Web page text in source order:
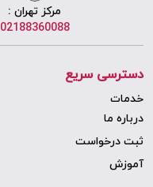
مرکز تهران :
02188360088
دسترسی سریع
خدمات
درباره ما
ثبت درخواست
آموزش